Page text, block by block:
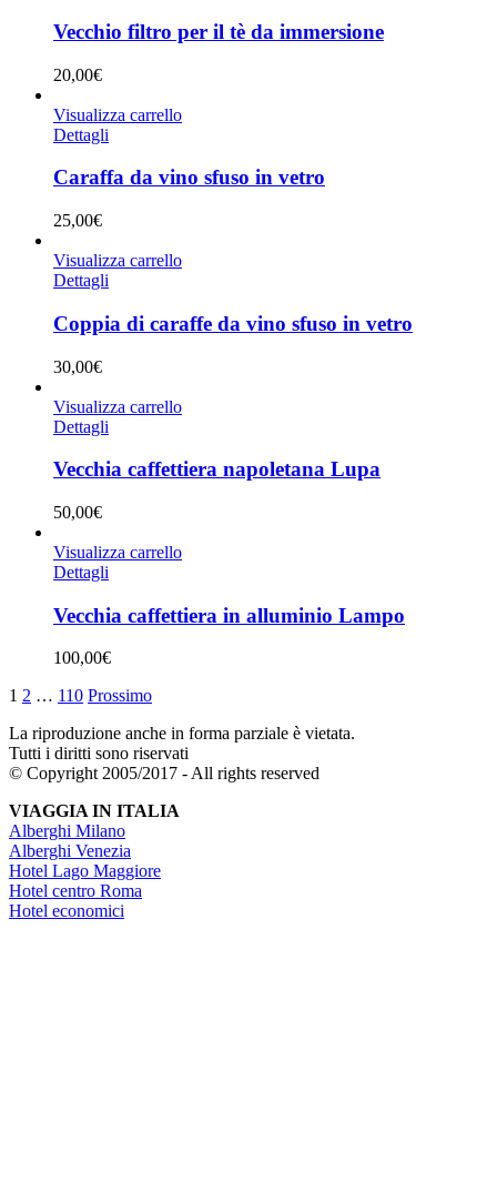
Vecchio filtro per il tè da immersione
20,00€
Visualizza carrello
Dettagli
Caraffa da vino sfuso in vetro
25,00€
Visualizza carrello
Dettagli
Coppia di caraffe da vino sfuso in vetro
30,00€
Visualizza carrello
Dettagli
Vecchia caffettiera napoletana Lupa
50,00€
Visualizza carrello
Dettagli
Vecchia caffettiera in alluminio Lampo
100,00€
1 2 … 110 Prossimo
La riproduzione anche in forma parziale è vietata.
Tutti i diritti sono riservati
© Copyright 2005/2017 - All rights reserved
VIAGGIA IN ITALIA
Alberghi Milano
Alberghi Venezia
Hotel Lago Maggiore
Hotel centro Roma
Hotel economici